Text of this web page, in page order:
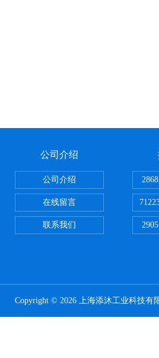
公司介绍
公司介绍
在线留言
联系我们
Copyright © 2026 上海添沐工业科技有